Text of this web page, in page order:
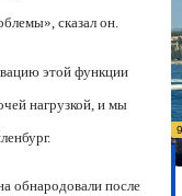
сказал он.
этой функции
нагрузкой, и мы
обнародовали после